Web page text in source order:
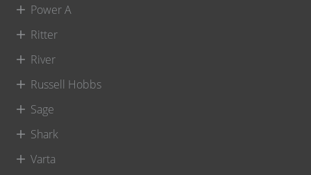
Power A
Ritter
River
Russell Hobbs
Sage
Shark
Varta